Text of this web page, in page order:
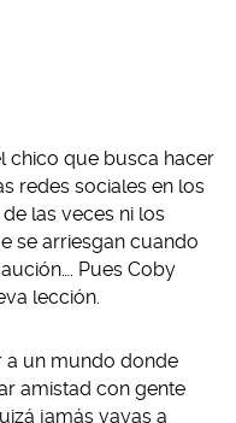
chico que busca hacer
redes sociales en los
las veces ni los
se arriesgan cuando
Pues Coby
lección.
a un mundo donde
amistad con gente
jamás vayas a